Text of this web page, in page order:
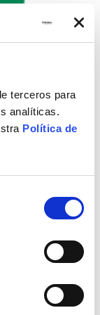
terceros para
analíticas.
Política de